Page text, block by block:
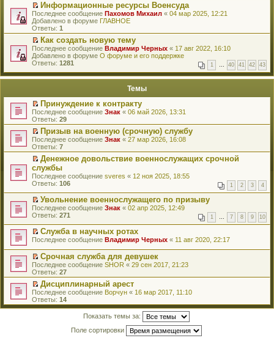
П
е
р
е
й
т
и
к
е
о
м
у
н
е
п
р
о
ч
и
т
а
н
н
о
м
у
с
о
о
щ
е
н
и
ю
Информационные ресурсы Военсуда
Последнее сообщение Пахомов Михаил « 04 мар 2025, 12:21
Добавлено в форуме ГЛАВНОЕ
Ответы: 1
П
е
р
й
к
п
е
р
в
о
м
у
н
е
п
р
о
ч
и
т
а
н
о
м
у
с
о
о
б
щ
е
н
и
Как создать новую тему
Последнее сообщение Владимир Черных « 17 авг 2022, 16:10
Добавлено в форуме О форуме и его поддержке
Ответы: 1281 1 … 40 41 42 43
Темы
П
е
р
й
т
и
к
п
е
р
о
м
у
н
е
п
р
о
ч
и
т
а
н
н
о
м
Принуждение к контракту
Последнее сообщение Знак « 06 май 2026, 13:31
Ответы: 29
П
е
р
е
й
т
и
п
е
р
в
о
м
у
е
п
р
о
ч
и
т
а
Призыв на военную (срочную) службу
Последнее сообщение Знак « 27 мар 2026, 16:08
Ответы: 7
П
е
р
е
й
т
и
к
п
е
р
о
м
у
н
е
п
р
о
Денежное довольствие военнослужащих срочной
службы
Последнее сообщение sveres « 12 ноя 2025, 18:55
Ответы: 106 1 2 3 4
П
е
е
й
т
и
к
п
е
р
в
о
м
у
Увольнение военнослужащего по призыву
Последнее сообщение Знак « 02 апр 2025, 12:49
Ответы: 271 1 … 7 8 9 10
П
р
е
й
т
и
к
п
е
р
Служба в научных ротах
Последнее сообщение Владимир Черных « 11 авг 2020, 22:17
П
е
р
е
й
т
и
Срочная служба для девушек
Последнее сообщение SHOR « 29 сен 2017, 21:23
Ответы: 27
П
е
р
Дисциплинарный арест
Последнее сообщение Ворчун « 16 мар 2017, 11:10
Ответы: 14
Показать темы за:
Поле сортировки